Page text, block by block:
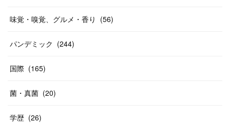
味覚・嗅覚、グルメ・香り (56)
パンデミック (244)
国際 (165)
菌・真菌 (20)
学歴 (26)